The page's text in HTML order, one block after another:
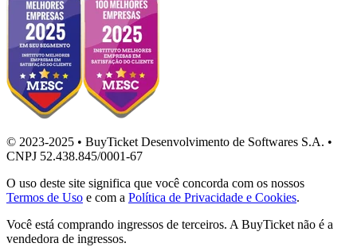
© 2023-2025 • BuyTicket Desenvolvimento de Softwares S.A. •
CNPJ 52.438.845/0001-67
O uso deste site significa que você concorda com os nossos
Termos de Uso e com a Política de Privacidade e Cookies.
Você está comprando ingressos de terceiros. A BuyTicket não é a
vendedora de ingressos.